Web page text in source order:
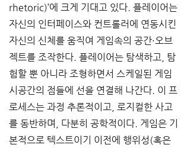
rhetoric)’에 크게 기대고 있다. 플레이어는
자신의 인터페이스와 컨트롤러에 연동시킨
자신의 신체를 움직여 게임속의 공간·오브
젝트를 조작한다. 플레이어는 탐색하고, 탐
험할 뿐 아니라 조형하면서 스케일된 게임
시공간의 점들에 선을 연결해 나간다. 이 프
로세스는 과정 추론적이고, 로지컬한 사고
를 동반하며, 다분히 공학적이다. 게임은 기
본적으로 텍스트이기 이전에 행위성(혹은